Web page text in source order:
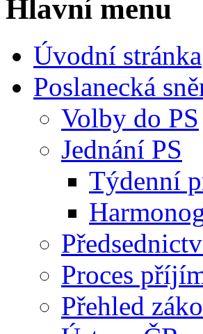
Hlavní menu
Úvodní stránka
Poslanecká
Volby do PS
Jednání PS
Týdenní
Proces
Přehled